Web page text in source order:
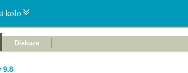
kolo
Diskuze
9.8